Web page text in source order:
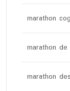
marathon
marathon de
marathon